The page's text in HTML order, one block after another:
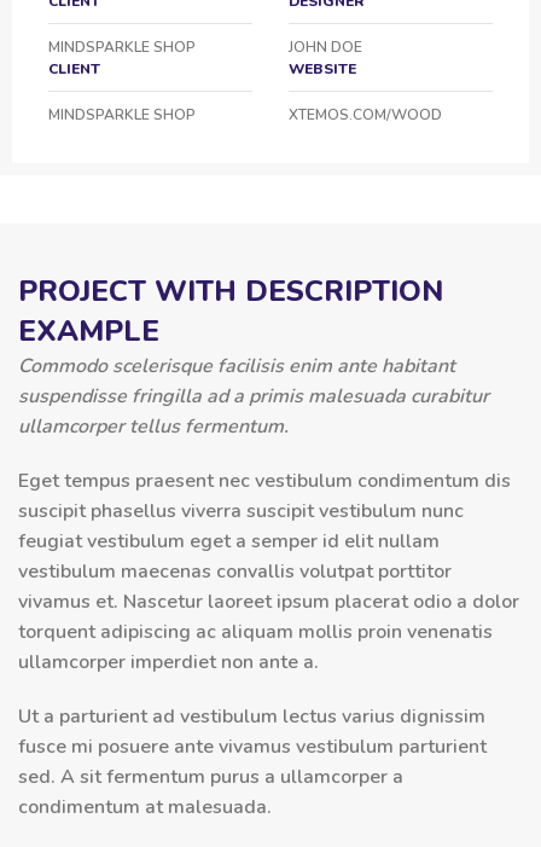
MINDSPARKLE SHOP
JOHN DOE
CLIENT
MINDSPARKLE SHOP
WEBSITE
XTEMOS.COM/WOOD
PROJECT WITH DESCRIPTION
EXAMPLE
Commodo scelerisque facilisis enim ante habitant
suspendisse fringilla ad a primis malesuada curabitur
ullamcorper tellus fermentum.
Eget tempus praesent nec vestibulum condimentum dis
suscipit phasellus viverra suscipit vestibulum nunc
feugiat vestibulum eget a semper id elit nullam
vestibulum maecenas convallis volutpat porttitor
vivamus et. Nascetur laoreet ipsum placerat odio a dolor
torquent adipiscing ac aliquam mollis proin venenatis
ullamcorper imperdiet non ante a.
Ut a parturient ad vestibulum lectus varius dignissim
fusce mi posuere ante vivamus vestibulum parturient
sed. A sit fermentum purus a ullamcorper a
condimentum at malesuada.